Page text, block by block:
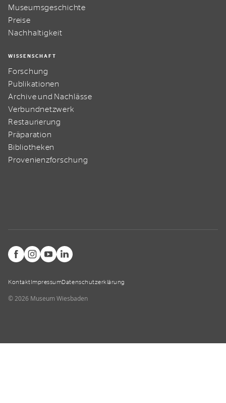
Museumsgeschichte
Preise
Nachhaltigkeit
WISSENSCHAFT
Forschung
Publikationen
Archive und Nachlässe
Verbundnetzwerk
Restaurierung
Präparation
Bibliotheken
Provenienzforschung
KontaktImpressumDatenschutzerklärung
© 2026 Museum Wiesbaden